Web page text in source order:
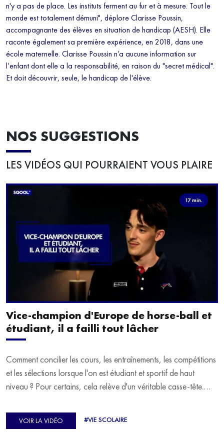
n'y a pas de place. Les instituts ferment au fur et à mesure. Tout le
monde est totalement démuni", déplore Clarisse Poussin,
accompagnante des élèves en situation de handicap (AESH). Elle
raconte également sa première expérience, en 2018, dans une
école maternelle. Clarisse Poussin n’a aucune information sur
l’enfant dont elle a la responsabilité, en raison du "secret médical".
Et doit découvrir, seule, le handicap de l'élève.
NOS SUGGESTIONS
LES VIDÉOS QUI POURRAIENT VOUS PLAIRE
17 min.
Vice-champion d'Europe de horse-ball et
étudiant, il a failli tout lâcher
Comment concilier les cours, les entraînements, les compétitions
et les sélections lorsque l'on est étudiant et sportif de haut
niveau ? Pour certains, cela relève d'un véritable casse-tête.
d'Europe de Horse-ball, qui a failli abandonner ses études
avant de trouver un nouvel équilibre.
VOIR LA VIDÉO #VIE SCOLAIRE